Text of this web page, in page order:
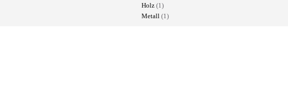
Holz (1)
Metall (1)